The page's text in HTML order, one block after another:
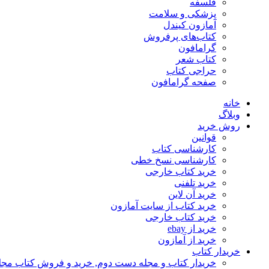
فلسفه
پزشکی و سلامت
آمازون کیندل
کتاب‌های پرفروش
گرامافون
کتاب شعر
حراجی کتاب
صفحه گرامافون
خانه
وبلاگ
روش خرید
قوانین
کارشناسی کتاب
کارشناسی نسخ خطی
خرید کتاب خارجی
خرید تلفنی
خرید آن لاین
خرید کتاب از سایت آمازون
خرید کتاب خارجی
خرید از ebay
خرید از آمازون
خریدار کتاب
خریدار کتاب و مجله دست دوم, خرید و فروش کتاب